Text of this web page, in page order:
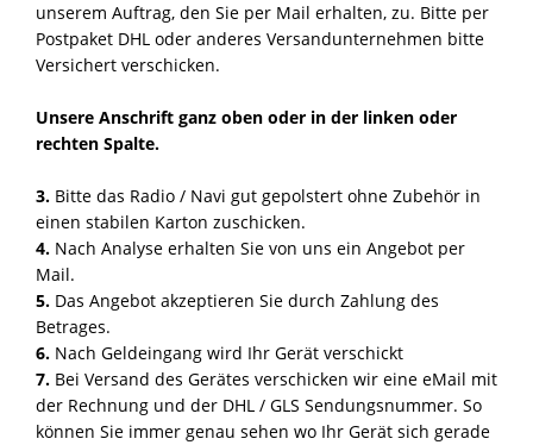
unserem Auftrag, den Sie per Mail erhalten, zu. Bitte per
Postpaket DHL oder anderes Versandunternehmen bitte
Versichert verschicken.
Unsere Anschrift ganz oben oder in der linken oder
rechten Spalte.
3. Bitte das Radio / Navi gut gepolstert ohne Zubehör in
einen stabilen Karton zuschicken.
4. Nach Analyse erhalten Sie von uns ein Angebot per
Mail.
5. Das Angebot akzeptieren Sie durch Zahlung des
Betrages.
6. Nach Geldeingang wird Ihr Gerät verschickt
7. Bei Versand des Gerätes verschicken wir eine eMail mit
der Rechnung und der DHL / GLS Sendungsnummer. So
können Sie immer genau sehen wo Ihr Gerät sich gerade